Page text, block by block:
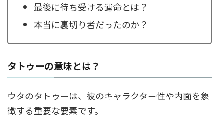
最後に待ち受ける運命とは？
本当に裏切り者だったのか？
タトゥーの意味とは？
ウタのタトゥーは、彼のキャラクター性や内面を象
徴する重要な要素です。